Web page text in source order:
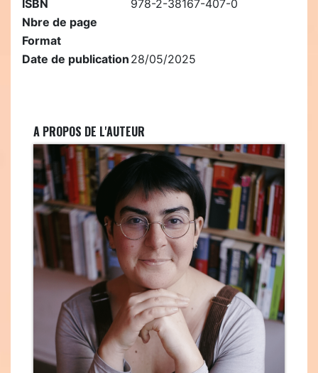
ISBN
978-2-38167-407-0
Nbre de page
Format
Date de publication 28/05/2025
A PROPOS DE L'AUTEUR